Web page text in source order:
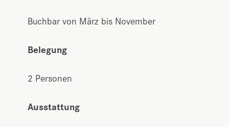
Buchbar von März bis November
Belegung
2 Personen
Ausstattung